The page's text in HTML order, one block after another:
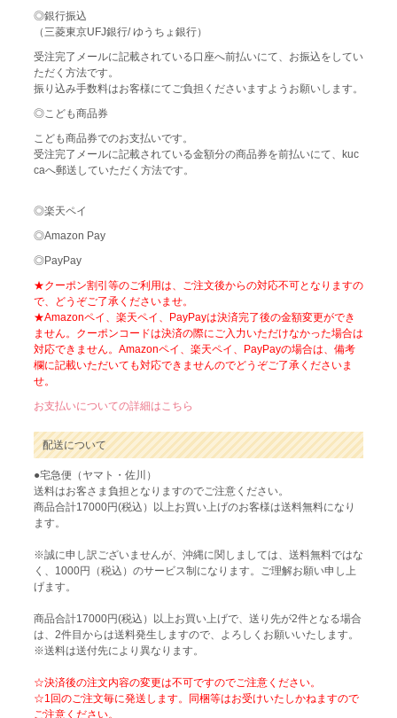
◎銀行振込
（三菱東京UFJ銀行/ ゆうちょ銀行）
受注完了メールに記載されている口座へ前払いにて、お振込をしてい
ただく方法です。
振り込み手数料はお客様にてご負担くださいますようお願いします。
◎こども商品券
こども商品券でのお支払いです。
受注完了メールに記載されている金額分の商品券を前払いにて、kuc
caへ郵送していただく方法です。
◎楽天ペイ
◎Amazon Pay
◎PayPay
★クーポン割引等のご利用は、ご注文後からの対応不可となりますの
で、どうぞご了承くださいませ。
★Amazonペイ、楽天ペイ、PayPayは決済完了後の金額変更ができ
ません。クーポンコードは決済の際にご入力いただけなかった場合は
対応できません。Amazonペイ、楽天ペイ、PayPayの場合は、備考
欄に記載いただいても対応できませんのでどうぞご了承くださいま
せ。
お支払いについての詳細はこちら
配送について
●宅急便（ヤマト・佐川）
送料はお客さま負担となりますのでご注意ください。
商品合計17000円(税込）以上お買い上げのお客様は送料無料になり
ます。
※誠に申し訳ございませんが、沖縄に関しましては、送料無料ではな
く、1000円（税込）のサービス制になります。ご理解お願い申し上
げます。
商品合計17000円(税込）以上お買い上げで、送り先が2件となる場合
は、2件目からは送料発生しますので、よろしくお願いいたします。
※送料は送付先により異なります。
☆決済後の注文内容の変更は不可ですのでご注意ください。
☆1回のご注文毎に発送します。同梱等はお受けいたしかねますので
ご注意ください。